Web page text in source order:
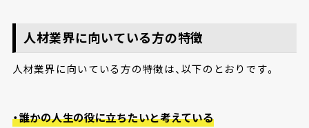
人材業界に向いている方の特徴
人材業界に向いている方の特徴は、以下のとおりです。
・誰かの人生の役に立ちたいと考えている